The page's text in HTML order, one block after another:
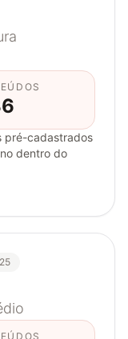
pré-cadastrados
dentro do